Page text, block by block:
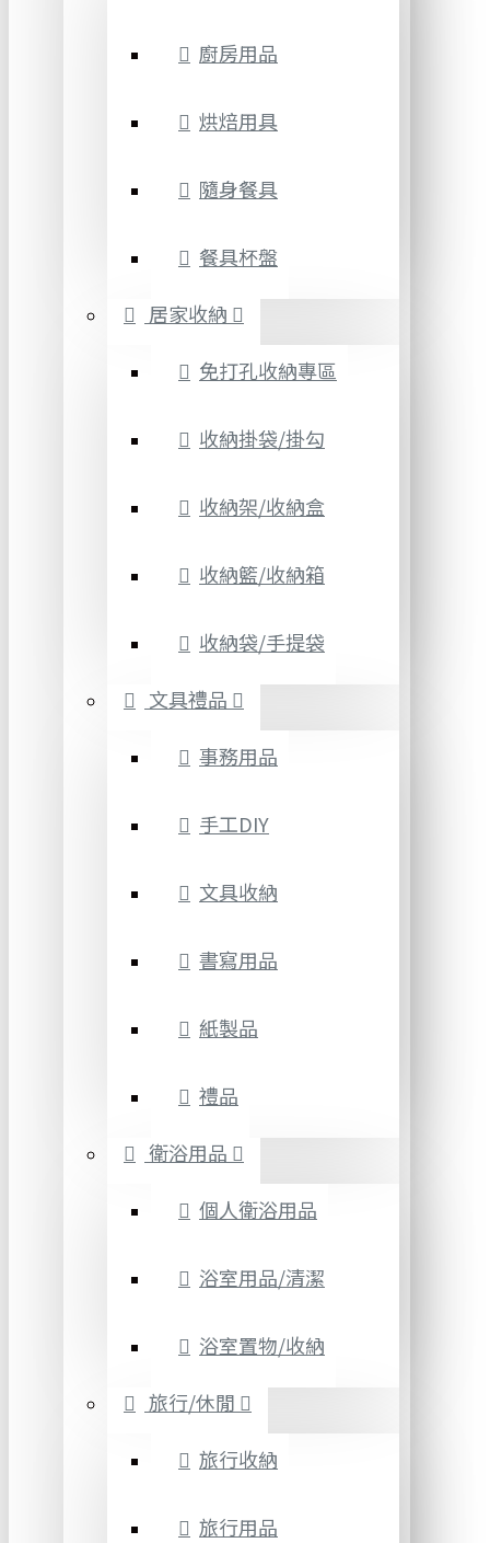
廚房用品
烘焙用具
隨身餐具
餐具杯盤
居家收納
免打孔收納專區
收納掛袋/掛勾
收納架/收納盒
收納籃/收納箱
收納袋/手提袋
文具禮品
事務用品
手工DIY
文具收納
書寫用品
紙製品
禮品
衛浴用品
個人衛浴用品
浴室用品/清潔
浴室置物/收納
旅行/休閒
旅行收納
旅行用品